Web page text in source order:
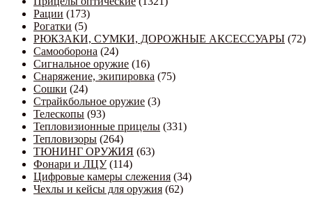
Рации (173)
Рогатки (5)
РЮКЗАКИ, СУМКИ, ДОРОЖНЫЕ АКСЕССУАРЫ (72)
Самооборона (24)
Сигнальное оружие (16)
Снаряжение, экипировка (75)
Сошки (24)
Страйкбольное оружие (3)
Телескопы (93)
Тепловизионные прицелы (331)
Тепловизоры (264)
ТЮНИНГ ОРУЖИЯ (63)
Фонари и ЛЦУ (114)
Цифровые камеры слежения (34)
Чехлы и кейсы для оружия (62)